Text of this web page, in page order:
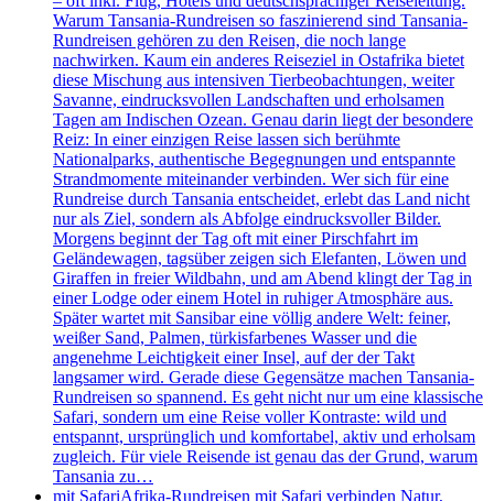
Warum Tansania-Rundreisen so faszinierend sind Tansania-
Rundreisen gehören zu den Reisen, die noch lange
nachwirken. Kaum ein anderes Reiseziel in Ostafrika bietet
diese Mischung aus intensiven Tierbeobachtungen, weiter
Savanne, eindrucksvollen Landschaften und erholsamen
Tagen am Indischen Ozean. Genau darin liegt der besondere
Reiz: In einer einzigen Reise lassen sich berühmte
Nationalparks, authentische Begegnungen und entspannte
Strandmomente miteinander verbinden. Wer sich für eine
Rundreise durch Tansania entscheidet, erlebt das Land nicht
nur als Ziel, sondern als Abfolge eindrucksvoller Bilder.
Morgens beginnt der Tag oft mit einer Pirschfahrt im
Geländewagen, tagsüber zeigen sich Elefanten, Löwen und
Giraffen in freier Wildbahn, und am Abend klingt der Tag in
einer Lodge oder einem Hotel in ruhiger Atmosphäre aus.
Später wartet mit Sansibar eine völlig andere Welt: feiner,
weißer Sand, Palmen, türkisfarbenes Wasser und die
angenehme Leichtigkeit einer Insel, auf der der Takt
langsamer wird. Gerade diese Gegensätze machen Tansania-
Rundreisen so spannend. Es geht nicht nur um eine klassische
Safari, sondern um eine Reise voller Kontraste: wild und
entspannt, ursprünglich und komfortabel, aktiv und erholsam
zugleich. Für viele Reisende ist genau das der Grund, warum
Tansania zu…
mit SafariAfrika-Rundreisen mit Safari verbinden Natur,